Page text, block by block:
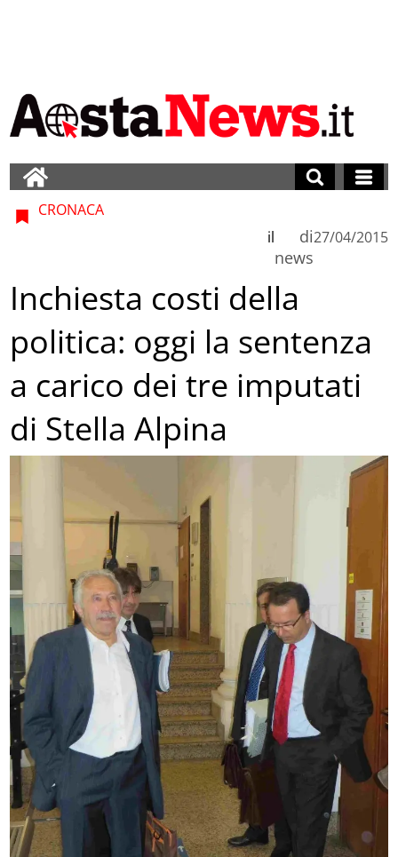
CRONACA
di
news
il 27/04/2015
Inchiesta costi della
politica: oggi la sentenza
a carico dei tre imputati
di Stella Alpina